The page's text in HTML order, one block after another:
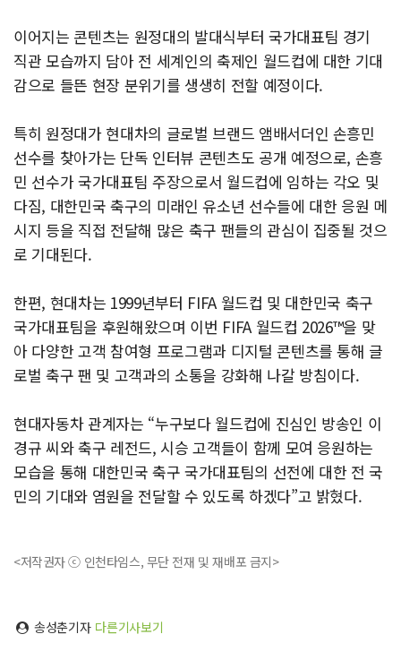
이어지는 콘텐츠는 원정대의 발대식부터 국가대표팀 경기
직관 모습까지 담아 전 세계인의 축제인 월드컵에 대한 기대
감으로 들뜬 현장 분위기를 생생히 전할 예정이다.
특히 원정대가 현대차의 글로벌 브랜드 앰배서더인 손흥민
선수를 찾아가는 단독 인터뷰 콘텐츠도 공개 예정으로, 손흥
민 선수가 국가대표팀 주장으로서 월드컵에 임하는 각오 및
다짐, 대한민국 축구의 미래인 유소년 선수들에 대한 응원 메
시지 등을 직접 전달해 많은 축구 팬들의 관심이 집중될 것으
로 기대된다.
한편, 현대차는 1999년부터 FIFA 월드컵 및 대한민국 축구
국가대표팀을 후원해왔으며 이번 FIFA 월드컵 2026™을 맞
아 다양한 고객 참여형 프로그램과 디지털 콘텐츠를 통해 글
로벌 축구 팬 및 고객과의 소통을 강화해 나갈 방침이다.
현대자동차 관계자는 “누구보다 월드컵에 진심인 방송인 이
경규 씨와 축구 레전드, 시승 고객들이 함께 모여 응원하는
모습을 통해 대한민국 축구 국가대표팀의 선전에 대한 전 국
민의 기대와 염원을 전달할 수 있도록 하겠다”고 밝혔다.
<저작권자 ⓒ 인천타임스, 무단 전재 및 재배포 금지>
송성춘기자 다른기사보기